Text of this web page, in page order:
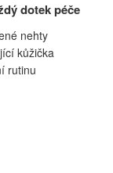
dotek péče
nehty
kůžička
rutinu